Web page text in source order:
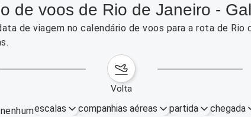
de voos de Rio de Janeiro -
de viagem no calendário de voos para a rota de
volta
nenhumescalas companhias aéreas partida chegada